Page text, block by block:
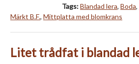
Tags:Blandad lera, Boda,
Märkt B.F., Mittplatta med blomkrans
Litet trådfat i blandad